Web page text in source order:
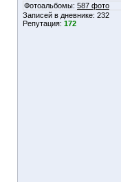
Фотоальбомы: 587 фото
Записей в дневнике: 232
Репутация: 172